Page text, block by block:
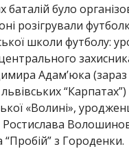
баталій було
розігрували
школи футболу:
Адам’юка (зараз
“Карпатах”)
«Волині»,
“Пробій” з Городенки.